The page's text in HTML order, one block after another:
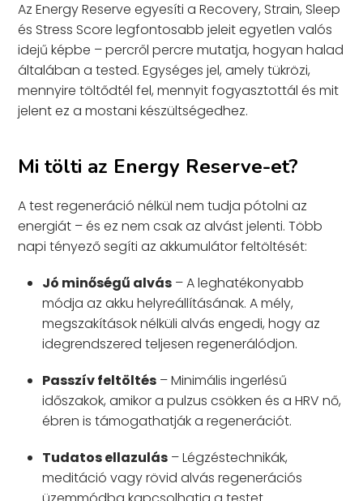
Az Energy Reserve egyesíti a Recovery, Strain, Sleep
és Stress Score legfontosabb jeleit egyetlen valós
idejű képbe – percről percre mutatja, hogyan halad
általában a tested. Egységes jel, amely tükrözi,
mennyire töltődtél fel, mennyit fogyasztottál és mit
jelent ez a mostani készültségedhez.
Mi tölti az Energy Reserve-et?
A test regeneráció nélkül nem tudja pótolni az
energiát – és ez nem csak az alvást jelenti. Több
napi tényező segíti az akkumulátor feltöltését:
Jó minőségű alvás – A leghatékonyabb
módja az akku helyreállításának. A mély,
megszakítások nélküli alvás engedi, hogy az
idegrendszered teljesen regenerálódjon.
Passzív feltöltés – Minimális ingerlésű
időszakok, amikor a pulzus csökken és a HRV nő,
ébren is támogathatják a regenerációt.
Tudatos ellazulás – Légzéstechnikák,
meditáció vagy rövid alvás regenerációs